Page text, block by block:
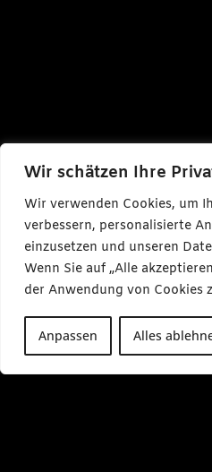
Wir schätzen Ihre
Wir verwenden Cookies, um
verbessern, personalisierte
einzusetzen und unseren
Wenn Sie auf „Alle
der Anwendung von Cookies
Anpassen Alles